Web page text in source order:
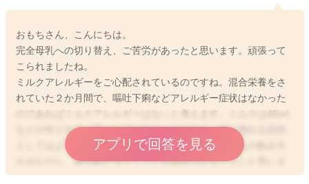
おもちさん、こんにちは。
完全母乳への切り替え、ご苦労があったと思います。頑張って
こられましたね。
ミルクアレルギーをご心配されているのですね。混合栄養をさ
れていた２か月間で、嘔吐下痢などアレルギー症状はなかった
のであればミルクアレルギーはないと考えます。ミルクは40ml
などの作りやすい量からはじめていかれると、味に慣れる目的
としてはよいのではないでしょうか。そこで息子さんの飲み方
をみながら、量や飲むタイミングを調整されるとよいと思いま
す。保育園にどれくらいのミルクを飲むことになるのかお尋ね
アプリで回答を見る